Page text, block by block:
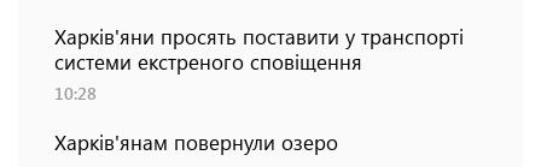
Харків'яни просять поставити у транспорті
системи екстреного сповіщення
10:28
Харків'янам повернули озеро